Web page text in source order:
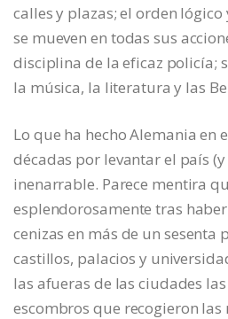
calles y plazas; el orden
se mueven en todas sus
disciplina de la eficaz policía;
la música, la literatura y las
Lo que ha hecho Alemania en
décadas por levantar el país
inenarrable. Parece mentira
esplendorosamente tras
cenizas en más de un sesenta
castillos, palacios y
las afueras de las ciudades
escombros que recogieron las